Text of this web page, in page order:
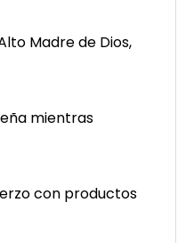
Madre de Dios,
mientras
con productos